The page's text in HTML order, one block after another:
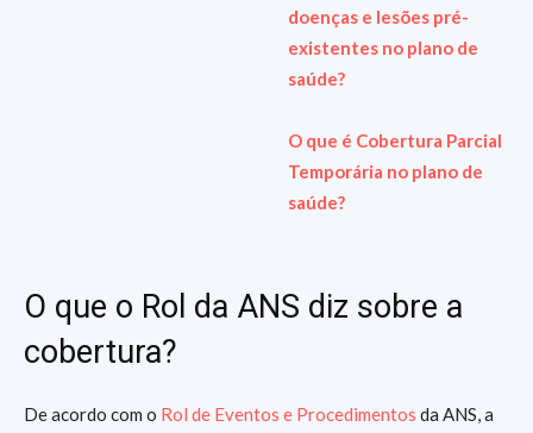
doenças e lesões pré-
existentes no plano de
saúde?
O que é Cobertura Parcial
Temporária no plano de
saúde?
O que o Rol da ANS diz sobre a
cobertura?
De acordo com o Rol de Eventos e Procedimentos da ANS, a